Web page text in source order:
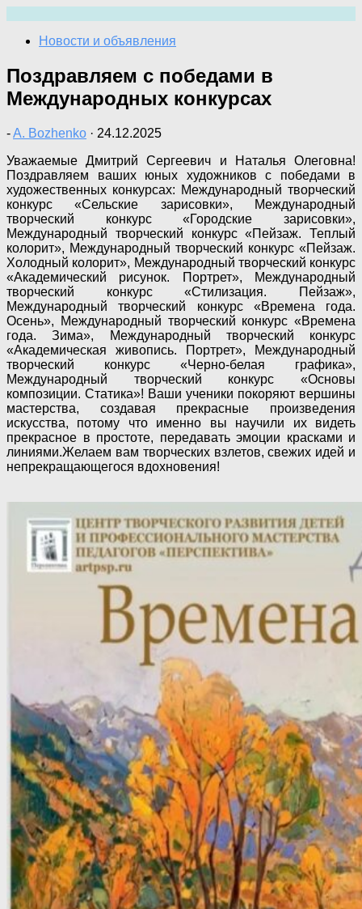
содержимому
Новости и объявления
Поздравляем с победами в
Международных конкурсах
-A. Bozhenko · 24.12.2025
Уважаемые Дмитрий Сергеевич и Наталья Олеговна!
Поздравляем ваших юных художников с победами в
художественных конкурсах: Международный творческий
конкурс «Сельские зарисовки», Международный
творческий конкурс «Городские зарисовки»,
Международный творческий конкурс «Пейзаж. Теплый
колорит», Международный творческий конкурс «Пейзаж.
Холодный колорит», Международный творческий конкурс
«Академический рисунок. Портрет», Международный
творческий конкурс «Стилизация. Пейзаж»,
Международный творческий конкурс «Времена года.
Осень», Международный творческий конкурс «Времена
года. Зима», Международный творческий конкурс
«Академическая живопись. Портрет», Международный
творческий конкурс «Черно-белая графика»,
Международный творческий конкурс «Основы
композиции. Статика»! Ваши ученики покоряют вершины
мастерства, создавая прекрасные произведения
искусства, потому что именно вы научили их видеть
прекрасное в простоте, передавать эмоции красками и
линиями.Желаем вам творческих взлетов, свежих идей и
непрекращающегося вдохновения!